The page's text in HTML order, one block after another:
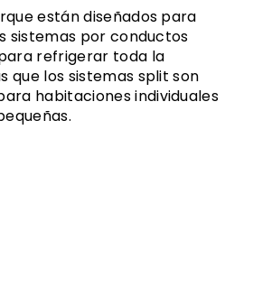
están diseñados para
sistemas por conductos
refrigerar toda la
que los sistemas split son
habitaciones individuales